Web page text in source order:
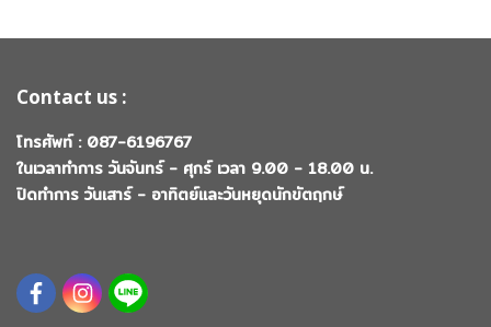
Contact us :
โทรศัพท์ : 087-6196767
ในเวลาทำการ วันจันทร์ - ศุกร์ เวลา 9.00 - 18.00 น.
ปิดทำการ วันเสาร์ - อาทิตย์และวันหยุดนักขัตฤกษ์